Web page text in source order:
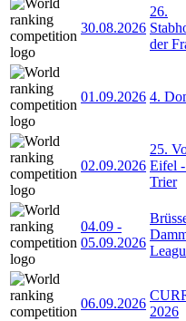
30.08.2026
26.
der
01.09.2026 4.
02.09.2026
25.
Eifel
Trier
04.09 -
05.09.2026
06.09.2026
2026